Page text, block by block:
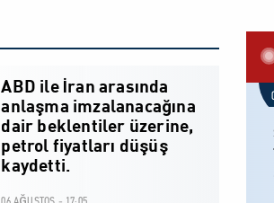
ABD ile İran arasında
anlaşma imzalanacağına
dair beklentiler üzerine,
petrol fiyatları düşüş
kaydetti.